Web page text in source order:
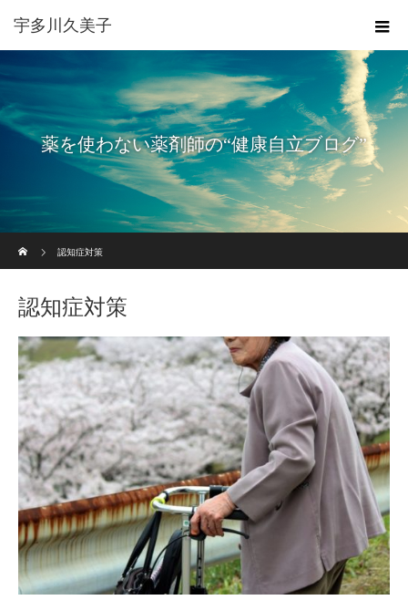
宇多川久美子
薬を使わない薬剤師の“健康自立ブログ”
認知症対策
認知症対策